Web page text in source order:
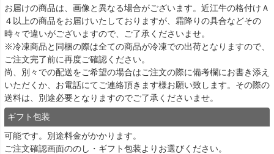
お届けの商品は、画像と異なる場合がございます。近江牛の格付けＡ
４以上の商品をお届けいたしておりますが、霜降りの具合などその
時々で違いがございますので、ご了承くださいませ。
※冷凍商品と同梱の際は全ての商品が冷凍での出荷となりますので、
ご注文完了前に再度ご確認ください。
尚、別々での配送をご希望の場合はご注文の際に備考欄にお書き添え
いただくか、お電話にてご連絡頂きます様お願い致します。その際の
送料は、別途必要となりますのでご了承くださいませ。
ギフト包装
可能です。別途料金がかかります。
ご注文確認画面ののし・ギフト包装よりお選びください。